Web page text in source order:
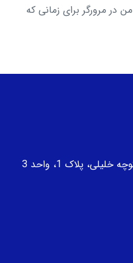
در مرورگر برای زمانی که
پلاک 1، واحد 3